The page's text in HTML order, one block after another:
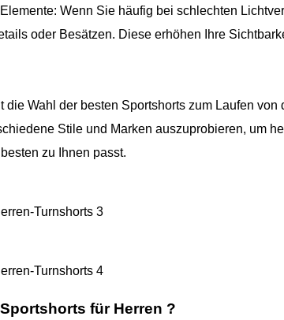
Wenn Sie häufig bei schlechten
oder Besätzen. Diese erhöhen Ihre
die Wahl der besten Sportshorts zum Laufen
Stile und Marken auszuprobieren, um
zu Ihnen passt.
für Herren ?